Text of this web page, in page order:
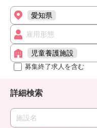
愛知県
雇用形態
児童養護施設
募集終了求人を含む
詳細検索
施設名